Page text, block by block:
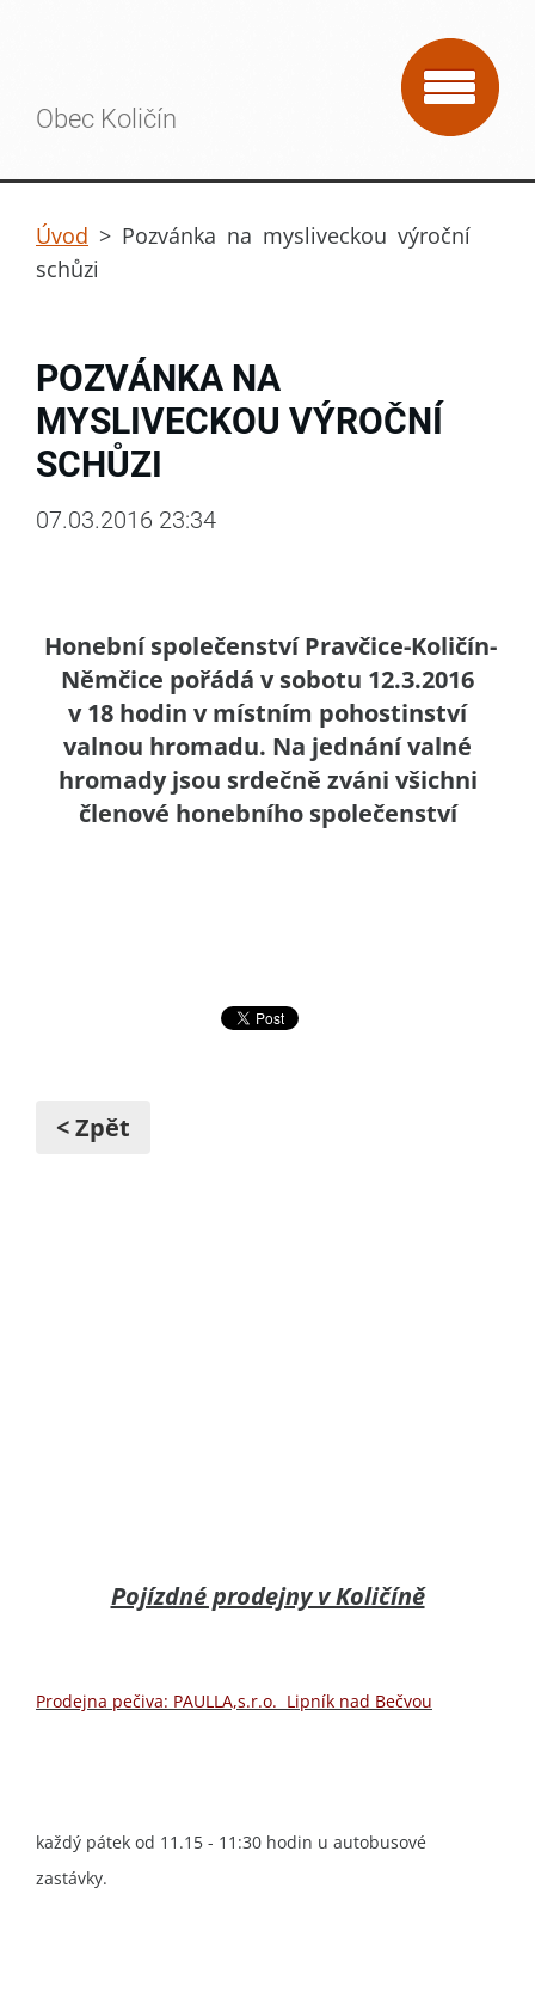
Obec Količín
Úvod > Pozvánka na mysliveckou výroční
schůzi
POZVÁNKA NA
MYSLIVECKOU VÝROČNÍ
SCHŮZI
07.03.2016 23:34
Honební společenství Pravčice-Količín-
Němčice pořádá v sobotu 12.3.2016
v 18 hodin v místním pohostinství
valnou hromadu. Na jednání valné
hromady jsou srdečně zváni všichni
členové honebního společenství
< Zpět
Pojízdné prodejny v Količíně
Prodejna pečiva: PAULLA,s.r.o. Lipník nad Bečvou
každý pátek od 11.15 - 11:30 hodin u autobusové
zastávky.